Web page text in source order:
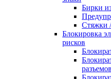
Бирки
Стяжки
Блокировка
рисков
разъемов